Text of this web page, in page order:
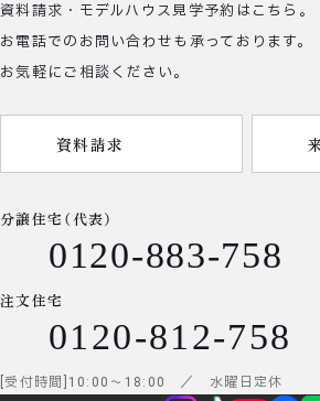
資料請求・モデルハウス見学予約はこちら。
お電話でのお問い合わせも承っております。
お気軽にご相談ください。
資料請求
分譲住宅（代表）
0120-883-758
注文住宅
0120-812-758
受付時間 10:00 ～ 18:00 ／ 水曜日定休